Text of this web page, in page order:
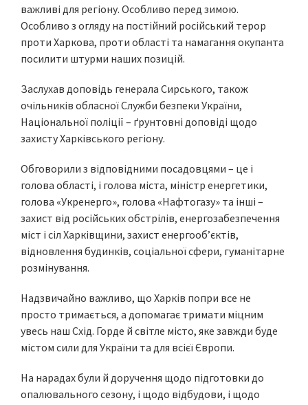
важливі для регіону. Особливо перед зимою.
Особливо з огляду на постійний російський терор
проти Харкова, проти області та намагання окупанта
посилити штурми наших позицій.
Заслухав доповідь генерала Сирського, також
очільників обласної Служби безпеки України,
Національної поліції – ґрунтовні доповіді щодо
захисту Харківського регіону.
Обговорили з відповідними посадовцями – це і
голова області, і голова міста, міністр енергетики,
голова «Укренерго», голова «Нафтогазу» та інші –
захист від російських обстрілів, енергозабезпечення
міст і сіл Харківщини, захист енергообʼєктів,
відновлення будинків, соціальної сфери, гуманітарне
розмінування.
Надзвичайно важливо, що Харків попри все не
просто тримається, а допомагає тримати міцним
увесь наш Схід. Горде й світле місто, яке завжди буде
містом сили для України та для всієї Європи.
На нарадах були й доручення щодо підготовки до
опалювального сезону, і щодо відбудови, і щодо